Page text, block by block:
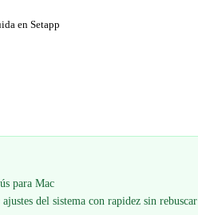
en Setapp
para Mac
del sistema con rapidez sin rebuscar